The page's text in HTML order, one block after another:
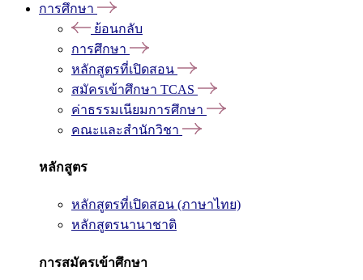
การศึกษา
ย้อนกลับ
การศึกษา
หลักสูตรที่เปิดสอน
สมัครเข้าศึกษา TCAS
ค่าธรรมเนียมการศึกษา
คณะและสำนักวิชา
หลักสูตร
หลักสูตรที่เปิดสอน (ภาษาไทย)
หลักสูตรนานาชาติ
การสมัครเข้าศึกษา